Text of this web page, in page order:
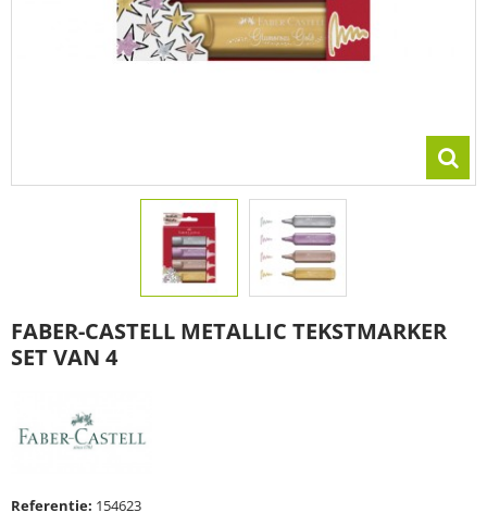
FABER-CASTELL METALLIC TEKSTMARKER
SET VAN 4
Referentie: 154623